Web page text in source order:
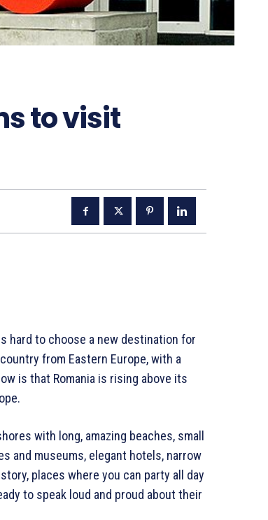
to visit
hard to choose a new destination for
from Eastern Europe, with a
is that Romania is rising above its
with long, amazing beaches, small
and museums, elegant hotels, narrow
places where you can party all day
to speak loud and proud about their